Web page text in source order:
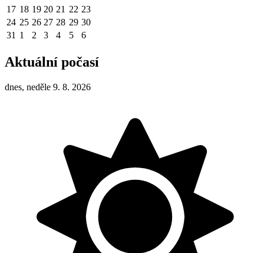
17 18 19 20 21 22 23
24 25 26 27 28 29 30
31 1 2 3 4 5 6
Aktuální počasí
dnes, neděle 9. 8. 2026